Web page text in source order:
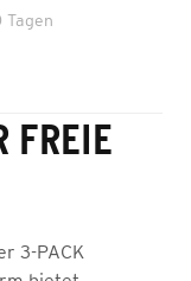
FREIE
3-PACK